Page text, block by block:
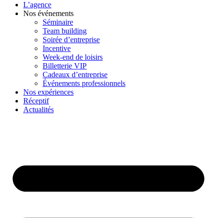
L’agence
Nos événements
Séminaire
Team building
Soirée d’entreprise
Incentive
Week-end de loisirs
Billetterie VIP
Cadeaux d’entreprise
Événements professionnels
Nos expériences
Réceptif
Actualités